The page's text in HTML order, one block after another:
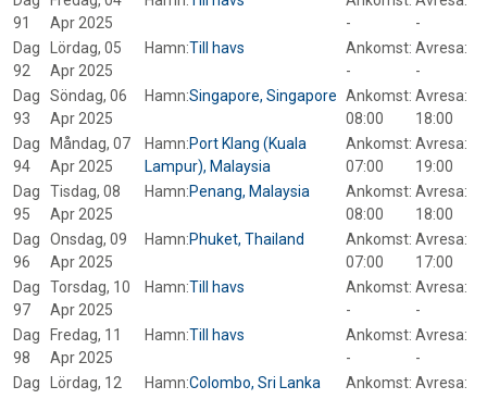
91
Apr 2025
-
-
Dag
92
Lördag, 05
Apr 2025
Hamn:Till havs
Ankomst:
-
Avresa:
-
Dag
93
Söndag, 06
Apr 2025
Hamn:Singapore, Singapore Ankomst:
08:00
Avresa:
18:00
Dag
94
Måndag, 07
Apr 2025
Hamn:Port Klang (Kuala
Lampur), Malaysia
Ankomst:
07:00
Avresa:
19:00
Dag
95
Tisdag, 08
Apr 2025
Hamn:Penang, Malaysia
Ankomst:
08:00
Avresa:
18:00
Dag
96
Onsdag, 09
Apr 2025
Hamn:Phuket, Thailand
Ankomst:
07:00
Avresa:
17:00
Dag
97
Torsdag, 10
Apr 2025
Hamn:Till havs
Ankomst:
-
Avresa:
-
Dag
98
Fredag, 11
Apr 2025
Hamn:Till havs
Ankomst:
-
Avresa:
-
Dag
Lördag, 12
Hamn:Colombo, Sri Lanka
Ankomst: Avresa: